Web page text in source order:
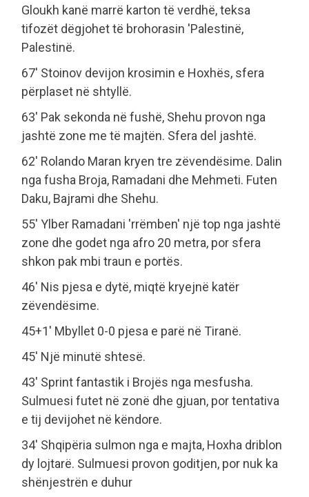
Gloukh kanë marrë karton të verdhë, teksa
tifozët dëgjohet të brohorasin 'Palestinë,
Palestinë.
67' Stoinov devijon krosimin e Hoxhës, sfera
përplaset në shtyllë.
63' Pak sekonda në fushë, Shehu provon nga
jashtë zone me të majtën. Sfera del jashtë.
62' Rolando Maran kryen tre zëvendësime. Dalin
nga fusha Broja, Ramadani dhe Mehmeti. Futen
Daku, Bajrami dhe Shehu.
55' Ylber Ramadani 'rrëmben' një top nga jashtë
zone dhe godet nga afro 20 metra, por sfera
shkon pak mbi traun e portës.
46' Nis pjesa e dytë, miqtë kryejnë katër
zëvendësime.
45+1' Mbyllet 0-0 pjesa e parë në Tiranë.
45' Një minutë shtesë.
43' Sprint fantastik i Brojës nga mesfusha.
Sulmuesi futet në zonë dhe gjuan, por tentativa
e tij devijohet në këndore.
34' Shqipëria sulmon nga e majta, Hoxha driblon
dy lojtarë. Sulmuesi provon goditjen, por nuk ka
shënjestrën e duhur